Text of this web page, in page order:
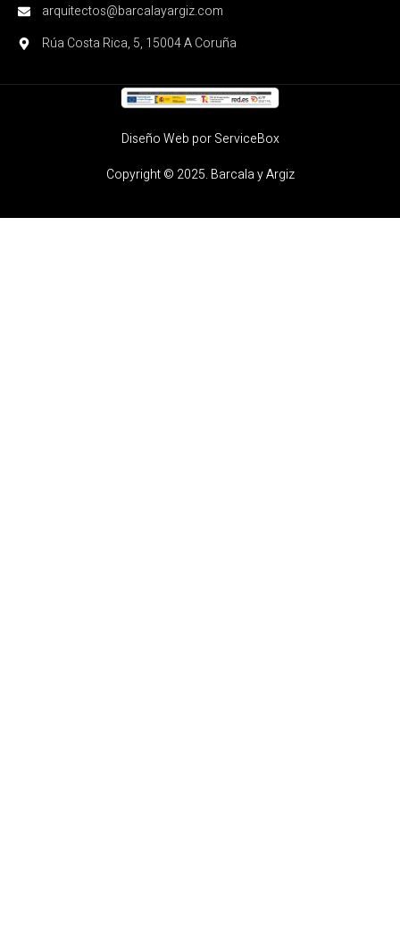
arquitectos@barcalayargiz.com
Rúa Costa Rica, 5, 15004 A Coruña
Diseño Web por ServiceBox
Copyright © 2025. Barcala y Argiz